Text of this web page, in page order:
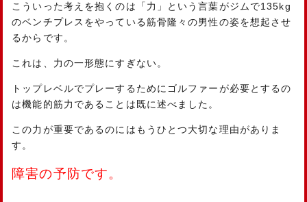
こういった考えを抱くのは「力」という言葉がジムで135kg
のベンチプレスをやっている筋骨隆々の男性の姿を想起させ
るからです。
これは、力の一形態にすぎない。
トップレベルでプレーするためにゴルファーが必要とするの
は機能的筋力であることは既に述べました。
この力が重要であるのにはもうひとつ大切な理由がありま
す。
障害の予防です。